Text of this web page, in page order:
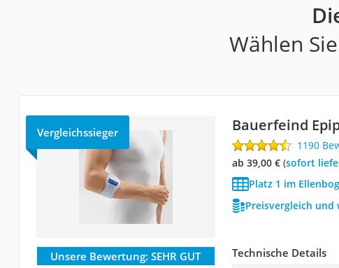
Wählen
Vergleichssieger Bauerfeind
1190
ab 39,00 €( Sofort
Platz 1 im
Preisvergleich und
Unsere Bewertung: SEHR GUT
Technische Details